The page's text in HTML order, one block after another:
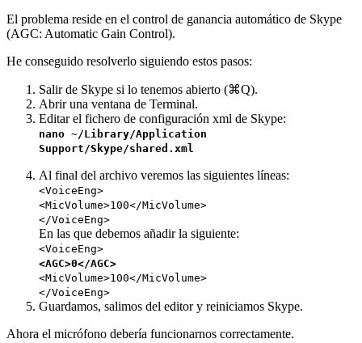
El problema reside en el control de ganancia automático de Skype
(AGC: Automatic Gain Control).
He conseguido resolverlo siguiendo estos pasos:
Salir de Skype si lo tenemos abierto (⌘Q).
Abrir una ventana de Terminal.
Editar el fichero de configuración xml de Skype:
nano ~/Library/Application
Support/Skype/shared.xml
Al final del archivo veremos las siguientes líneas:
<VoiceEng>
<MicVolume>100</MicVolume>
</VoiceEng>
En las que debemos añadir la siguiente:
<VoiceEng>
<AGC>0</AGC>
<MicVolume>100</MicVolume>
</VoiceEng>
Guardamos, salimos del editor y reiniciamos Skype.
Ahora el micrófono debería funcionarnos correctamente.